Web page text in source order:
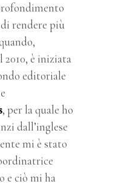
rendere più
2010, è iniziata
editoriale
, per la quale ho
dall’inglese
mi è stato
e ciò mi ha